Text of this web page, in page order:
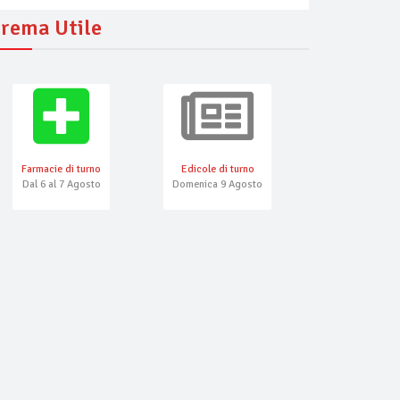
Utile
Farmacie di turno
Dal 6 al 7 Agosto
Edicole di turno
Domenica 9 Agosto